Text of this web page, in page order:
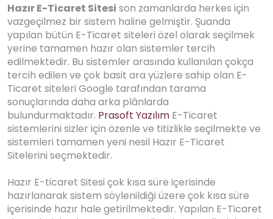
Hazır E-Ticaret Sitesi son zamanlarda herkes için
vazgeçilmez bir sistem haline gelmiştir. Şuanda
yapılan bütün E-Ticaret siteleri özel olarak seçilmek
yerine tamamen hazır olan sistemler tercih
edilmektedir. Bu sistemler arasında kullanılan çokça
tercih edilen ve çok basit ara yüzlere sahip olan E-
Ticaret siteleri Google tarafından tarama
sonuçlarında daha arka plânlarda
bulundurmaktadır. Prasoft Yazılım E-Ticaret
sistemlerini sizler için özenle ve titizlikle seçilmekte ve
sistemleri tamamen yeni nesil Hazır E-Ticaret
Sitelerini seçmektedir.
Hazır E-ticaret Sitesi çok kısa süre içerisinde
hazırlanarak sistem söylenildiği üzere çok kısa süre
içerisinde hazır hale getirilmektedir. Yapılan E-Ticaret